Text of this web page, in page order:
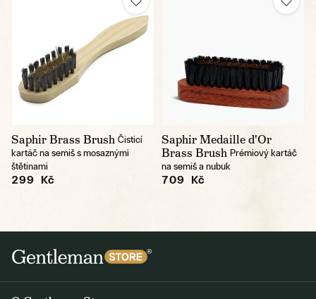
Saphir Brass Brush Čisticí
kartáč na semiš s mosaznými
štětinami
299 Kč
Saphir Medaille d'Or
Brass Brush Prémiový kartáč
na semiš a nubuk
709 Kč